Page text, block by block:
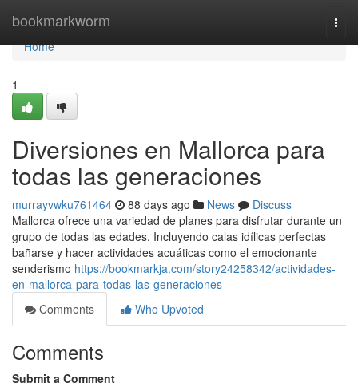
bookmarkworm
Home
Home
1
Diversiones en Mallorca para
todas las generaciones
murrayvwku761464 88 days ago News
Discuss
Mallorca ofrece una variedad de planes para disfrutar durante un
grupo de todas las edades. Incluyendo calas idílicas perfectas
bañarse y hacer actividades acuáticas como el emocionante
senderismo https://bookmarkja.com/story24258342/actividades-
en-mallorca-para-todas-las-generaciones
Comments
Who Upvoted
Comments
Submit a Comment